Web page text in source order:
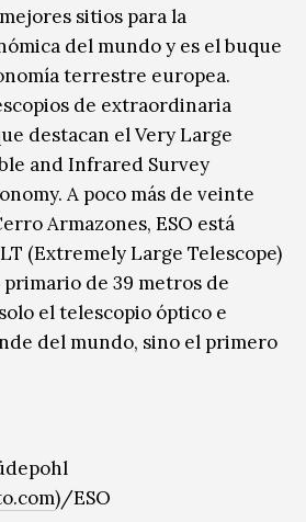
sitios para la
del mundo y es el buque
terrestre europea.
de extraordinaria
destacan el Very Large
and Infrared Survey
A poco más de veinte
Armazones, ESO está
(Extremely Large Telescope)
primario de 39 metros de
el telescopio óptico e
del mundo, sino el primero
)/ESO